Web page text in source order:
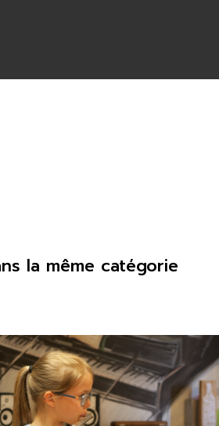
la même catégorie